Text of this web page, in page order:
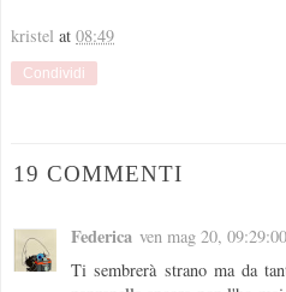
kristel at 08:49
Condividi
19 COMMENTI
Federica ven mag 20,
Ti sembrerà strano ma da